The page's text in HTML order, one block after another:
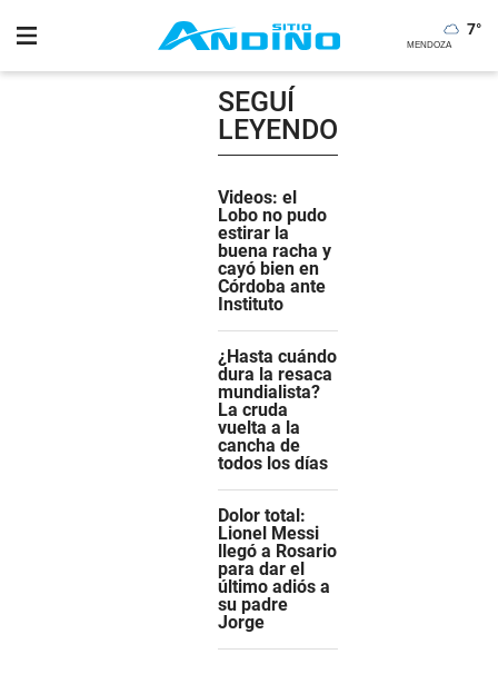
7°
SEGUÍ
LEYENDO
Videos: el
Lobo no pudo
estirar la
buena racha y
cayó bien en
Córdoba ante
Instituto
¿Hasta cuándo
dura la resaca
mundialista?
La cruda
vuelta a la
cancha de
todos los días
Dolor total:
Lionel Messi
llegó a Rosario
para dar el
último adiós a
su padre
Jorge